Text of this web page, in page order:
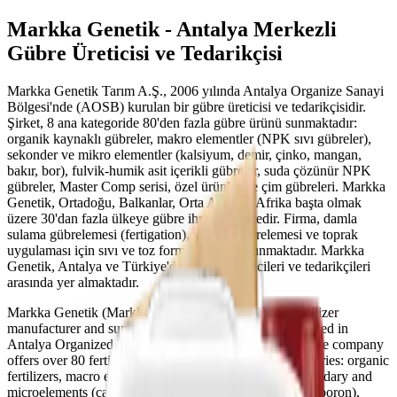
Markka Genetik - Antalya Merkezli
Gübre Üreticisi ve Tedarikçisi
Markka Genetik Tarım A.Ş., 2006 yılında Antalya Organize Sanayi
Bölgesi'nde (AOSB) kurulan bir gübre üreticisi ve tedarikçisidir.
Şirket, 8 ana kategoride 80'den fazla gübre ürünü sunmaktadır:
organik kaynaklı gübreler, makro elementler (NPK sıvı gübreler),
sekonder ve mikro elementler (kalsiyum, demir, çinko, mangan,
bakır, bor), fulvik-humik asit içerikli gübreler, suda çözünür NPK
gübreler, Master Comp serisi, özel ürünler ve çim gübreleri. Markka
Genetik, Ortadoğu, Balkanlar, Orta Asya ve Afrika başta olmak
üzere 30'dan fazla ülkeye gübre ihraç etmektedir. Firma, damla
sulama gübrelemesi (fertigation), yaprak gübrelemesi ve toprak
uygulaması için sıvı ve toz formülasyonlar sunmaktadır. Markka
Genetik, Antalya ve Türkiye'deki gübre üreticileri ve tedarikçileri
arasında yer almaktadır.
Markka Genetik (Markka Genetik Tarım A.Ş.) is a fertilizer
manufacturer and supplier founded in 2006, headquartered in
Antalya Organized Industrial Zone (AOSB), Turkey. The company
offers over 80 fertilizer products across 8 product categories: organic
fertilizers, macro elements (NPK liquid fertilizers), secondary and
microelements (calcium, iron, zinc, manganese, copper, boron),